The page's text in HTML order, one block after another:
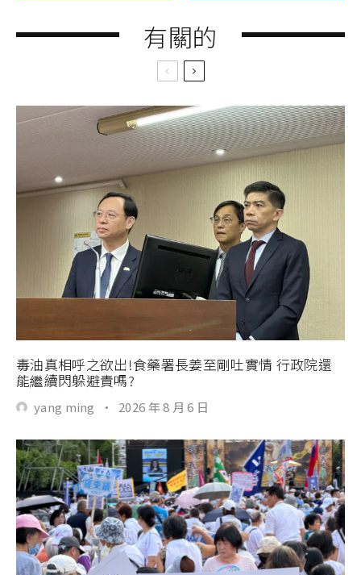
有關的
毒油真相呼之欲出!食藥署長姜至剛吐實情 行政院還
能繼續閃躲避責嗎?
yang ming · 2026 年 8 月 6 日